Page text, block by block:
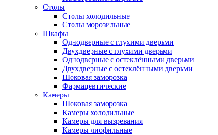
Столы
Столы холодильные
Столы морозильные
Шкафы
Однодверные с глухими дверьми
Двухдверные с глухими дверьми
Однодверные с остеклёнными дверьми
Двухдверные с остеклёнными дверьми
Шоковая заморозка
Фармацевтические
Камеры
Шоковая заморозка
Камеры холодильные
Камеры для вызревания
Камеры лиофильные